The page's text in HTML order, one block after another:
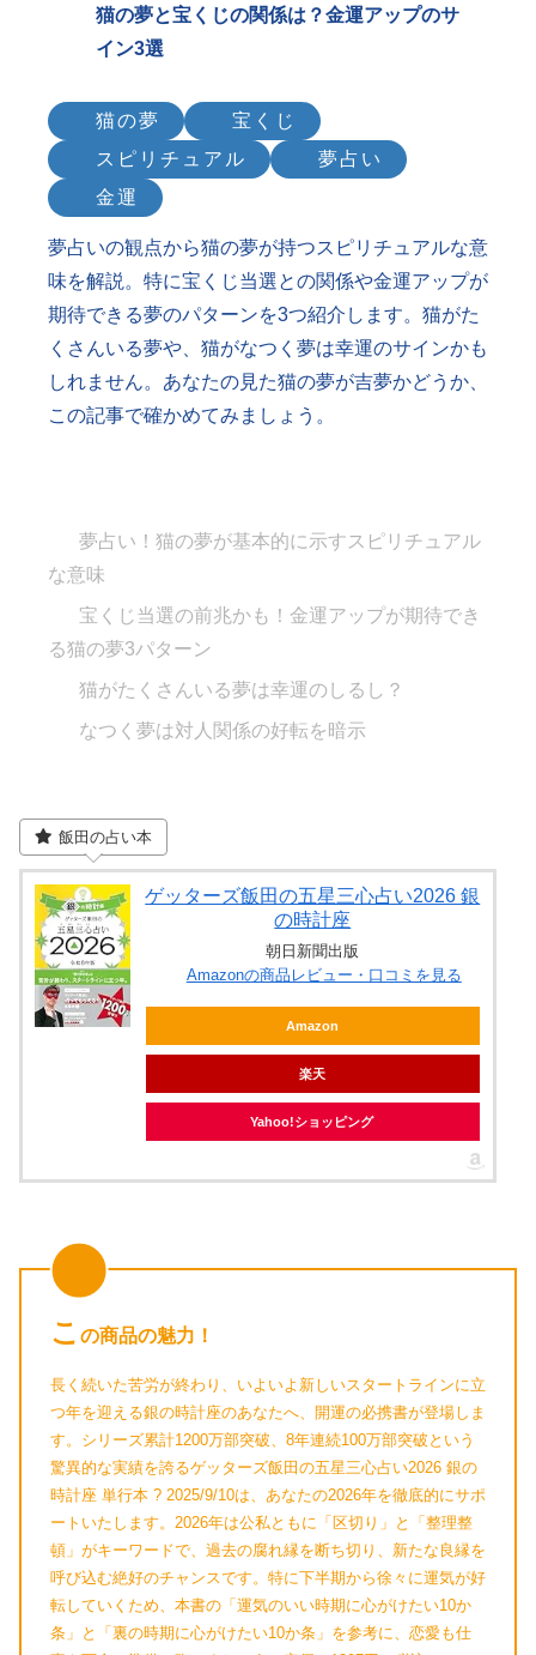
猫の夢と宝くじの関係は？金運アップのサ
イン3選
猫の夢
宝くじ
スピリチュアル
夢占い
金運
夢占いの観点から猫の夢が持つスピリチュアルな意
味を解説。特に宝くじ当選との関係や金運アップが
期待できる夢のパターンを3つ紹介します。猫がた
くさんいる夢や、猫がなつく夢は幸運のサインかも
しれません。あなたの見た猫の夢が吉夢かどうか、
この記事で確かめてみましょう。
夢占い！猫の夢が基本的に示すスピリチュアル
な意味
宝くじ当選の前兆かも！金運アップが期待でき
る猫の夢3パターン
猫がたくさんいる夢は幸運のしるし？
なつく夢は対人関係の好転を暗示
飯田の占い本
ゲッターズ飯田の五星三心占い2026 銀
の時計座
朝日新聞出版
Amazonの商品レビュー・口コミを見る
Amazon
楽天
Yahoo!ショッピング
こ の商品の魅力！
長く続いた苦労が終わり、いよいよ新しいスタートラインに立
つ年を迎える銀の時計座のあなたへ、開運の必携書が登場しま
す。シリーズ累計1200万部突破、8年連続100万部突破という
驚異的な実績を誇るゲッターズ飯田の五星三心占い2026 銀の
時計座 単行本 ? 2025/9/10は、あなたの2026年を徹底的にサポ
ートいたします。2026年は公私ともに「区切り」と「整理整
頓」がキーワードで、過去の腐れ縁を断ち切り、新たな良縁を
呼び込む絶好のチャンスです。特に下半期から徐々に運気が好
転していくため、本書の「運気のいい時期に心がけたい10か
条」と「裏の時期に心がけたい10か条」を参考に、恋愛も仕